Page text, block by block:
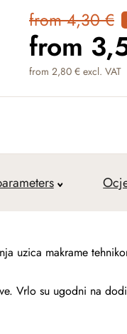
from 4,30 €
from
from 2,80 € excl. VAT
Measure price:
uzica makrame
Vrlo su ugodni na